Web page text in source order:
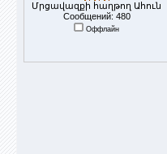
Մրցավազքի հաղթող Ահուն
Сообщений: 480
Оффлайн